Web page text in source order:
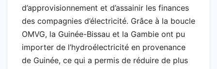
d’approvisionnement et d’assainir les finances
des compagnies d’électricité. Grâce à la boucle
OMVG, la Guinée-Bissau et la Gambie ont pu
importer de l’hydroélectricité en provenance
de Guinée, ce qui a permis de réduire de plus